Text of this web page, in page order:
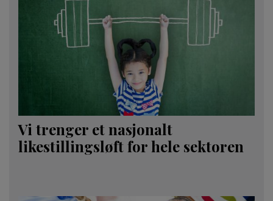
Vi trenger et nasjonalt
likestillingsløft for hele sektoren